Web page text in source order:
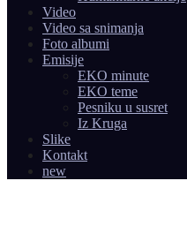
Video
Video sa snimanja
Foto albumi
Emisije
EKO minute
EKO teme
Pesniku u susret
Iz Kruga
Slike
Kontakt
new